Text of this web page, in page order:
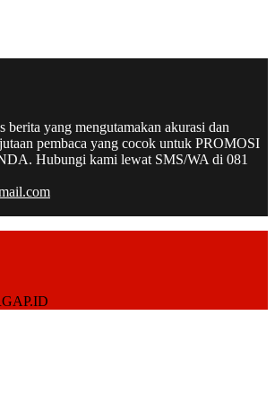
berita yang mengutamakan akurasi dan
pembaca yang cocok untuk PROMOSI
Hubungi kami lewat SMS/WA di 081